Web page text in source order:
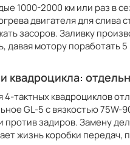
1000-2000 км или раз в
двигателя для
засоров. Заливку
давая мотору поработать
квадроцикла:
тактных квадроциклов
GL-5 с вязкостью
задиров. Замену
жизнь коробки передач,